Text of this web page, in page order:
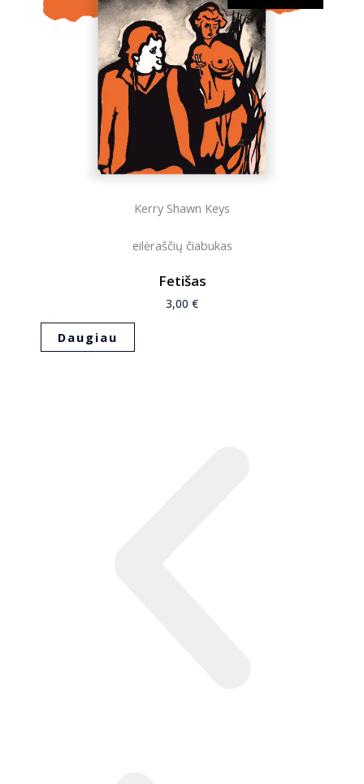
Kerry Shawn Keys
eilėraščių čiabukas
Fetišas
3,00 €
Daugiau